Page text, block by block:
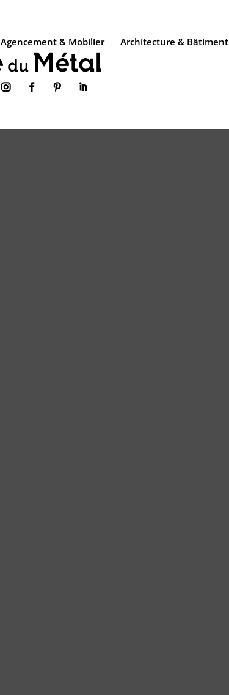
Agencement & Mobilier Architecture & Bâtiment
   